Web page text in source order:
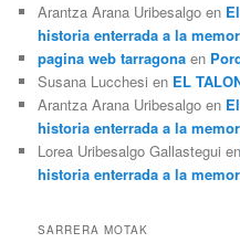
Arantza Arana Uribesalgo en
historia enterrada a la
pagina web tarragona en
Susana Lucchesi en EL
Arantza Arana Uribesalgo en
historia enterrada a la
Lorea Uribesalgo Gallastegui en
historia enterrada a la
SARRERA MOTAK